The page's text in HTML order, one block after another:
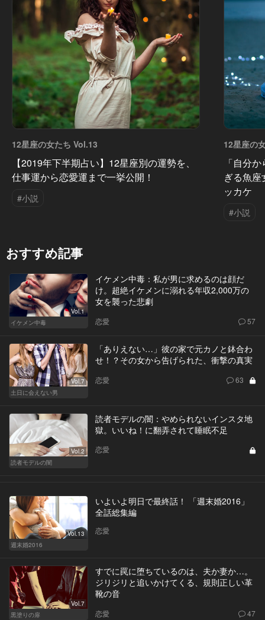
12星座の女たち Vol.13
【2019年下半期占い】12星座別の運勢を、
仕事運から恋愛運まで一挙公開！
#小説
12星座の
「自分
ぎる魚座
ッカケ
#小説
おすすめ記事
Vol.1
イケメン中毒
イケメン中毒：私が男に求めるのは顔だ
け。超絶イケメンに溺れる年収2,000万の
女を襲った悲劇
恋愛 57
Vol.7
土日に会えない男
「ありえない…」彼の家で元カノと鉢合わ
せ！？その女から告げられた、衝撃の真実
恋愛 63
Vol.2
読者モデルの闇
読者モデルの闇：やめられないインスタ地
獄。いいね！に翻弄されて睡眠不足
恋愛
Vol.13
週末婚2016
いよいよ明日で最終話！ 「週末婚2016」
全話総集編
恋愛
Vol.7
黒塗りの扉
すでに罠に堕ちているのは、夫か妻か…。
ジリジリと追いかけてくる、規則正しい革
靴の音
恋愛 47